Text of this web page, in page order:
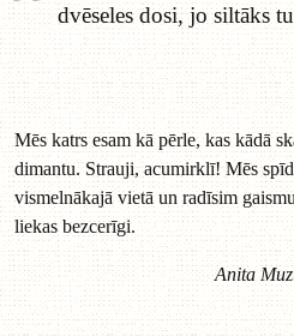
dvēseles dosi, jo siltāks
Mēs katrs esam kā pērle, kas kādā
dimantu. Strauji, acumirklī! Mēs
vismelnākajā vietā un radīsim
liekas bezcerīgi.
Anita